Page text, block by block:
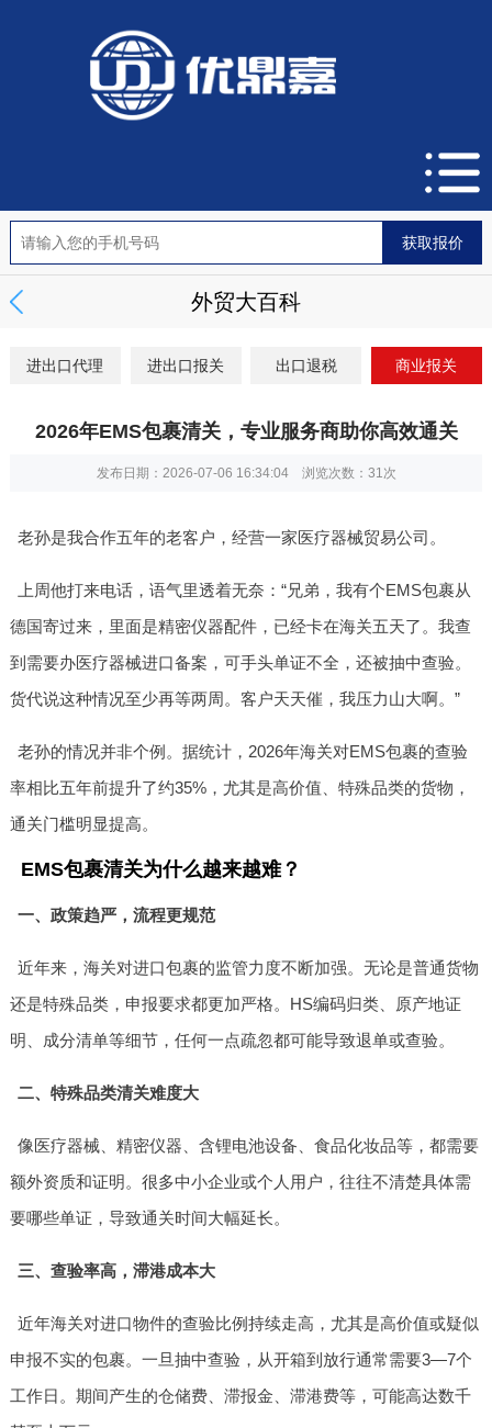
外贸大百科
进出口代理 进出口报关 出口退税 商业报关
2026年EMS包裹清关，专业服务商助你高效通关
发布日期：2026-07-06 16:34:04 浏览次数： 31次
老孙是我合作五年的老客户，经营一家医疗器械贸易公司。
上周他打来电话，语气里透着无奈：“兄弟，我有个EMS包裹从
德国寄过来，里面是精密仪器配件，已经卡在海关五天了。我查
到需要办医疗器械进口备案，可手头单证不全，还被抽中查验。
货代说这种情况至少再等两周。客户天天催，我压力山大啊。”
老孙的情况并非个例。据统计，2026年海关对EMS包裹的查验
率相比五年前提升了约35%，尤其是高价值、特殊品类的货物，
通关门槛明显提高。
EMS包裹清关为什么越来越难？
一、政策趋严，流程更规范
近年来，海关对进口包裹的监管力度不断加强。无论是普通货物
还是特殊品类，申报要求都更加严格。HS编码归类、原产地证
明、成分清单等细节，任何一点疏忽都可能导致退单或查验。
二、特殊品类清关难度大
像医疗器械、精密仪器、含锂电池设备、食品化妆品等，都需要
额外资质和证明。很多中小企业或个人用户，往往不清楚具体需
要哪些单证，导致通关时间大幅延长。
三、查验率高，滞港成本大
近年海关对进口物件的查验比例持续走高，尤其是高价值或疑似
申报不实的包裹。一旦抽中查验，从开箱到放行通常需要3—7个
工作日。期间产生的仓储费、滞报金、滞港费等，可能高达数千